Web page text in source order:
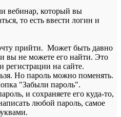
вебинар, который вы
то есть ввести логин и
прийти. Может быть давно
вы не можете его найти. Это
регистрации на сайте.
Но пароль можно поменять.
"Забыли пароль".
и сохраняете его куда-то,
любой пароль, самое